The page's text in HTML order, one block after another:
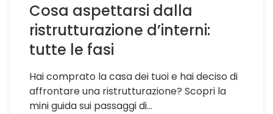
Cosa aspettarsi dalla
ristrutturazione d’interni:
tutte le fasi
Hai comprato la casa dei tuoi e hai deciso di
affrontare una ristrutturazione? Scopri la
mini guida sui passaggi di...